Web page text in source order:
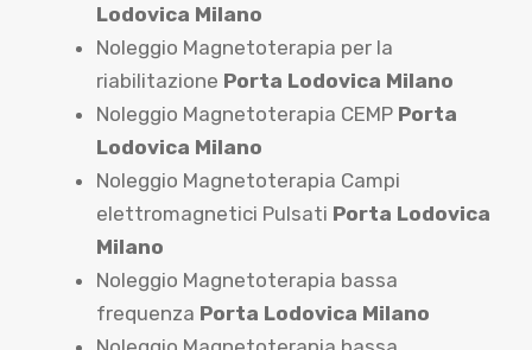
Lodovica Milano
Noleggio Magnetoterapia per la
riabilitazione Porta Lodovica Milano
Noleggio Magnetoterapia CEMP Porta
Lodovica Milano
Noleggio Magnetoterapia Campi
elettromagnetici Pulsati Porta Lodovica
Milano
Noleggio Magnetoterapia bassa
frequenza Porta Lodovica Milano